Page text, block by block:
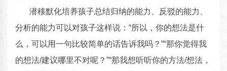
潜移默化培养孩子总结归纳的能力、反驳的能力、
分析的能力可以对孩子这样说：“所以，你的想法是什
么，可以用一句比较简单的话告诉我吗？”“那你觉得我
的想法/建议哪里不对呢？”“那我想听听你的方法/想法，